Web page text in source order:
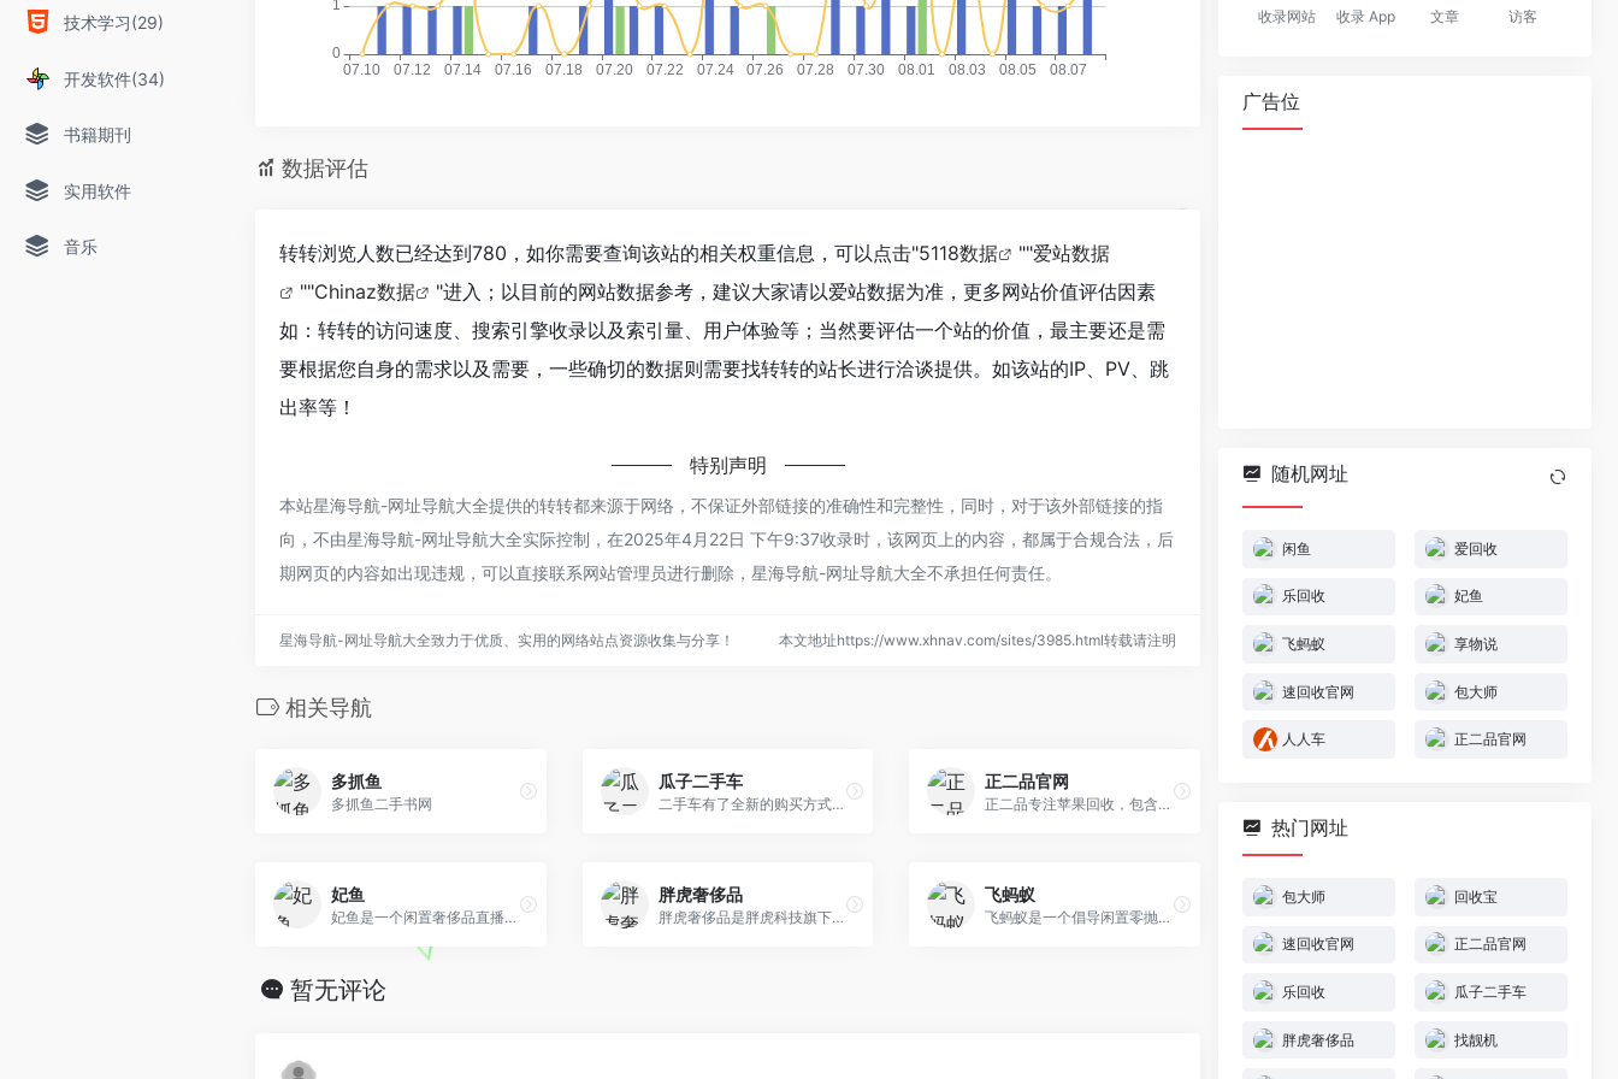
技术学习(29)
开发软件(34)
书籍期刊
实用软件
音乐
数据评估
转转浏览人数已经达到780，如你需要查询该站的相关权重信息，可以点击"5118数据 ""爱站数据
""Chinaz数据
"进入；以目前的网站数据参考，建议大家请以爱站数据为准，更多网站价值评估因素
如：转转的访问速度、搜索引擎收录以及索引量、用户体验等；当然要评估一个站的价值，最主要还是需
要根据您自身的需求以及需要，一些确切的数据则需要找转转的站长进行洽谈提供。如该站的IP、PV、跳
出率等！
特别声明
本站星海导航-网址导航大全提供的转转都来源于网络，不保证外部链接的准确性和完整性，同时，对于该外部链接的指
向，不由星海导航-网址导航大全实际控制，在2025年4月22日 下午9:37收录时，该网页上的内容，都属于合规合法，后
期网页的内容如出现违规，可以直接联系网站管理员进行删除，星海导航-网址导航大全不承担任何责任。
星海导航-网址导航大全致力于优质、实用的网络站点资源收集与分享！ 本文地址https://www.xhnav.com/sites/3985.html转载请注明
相关导航
多抓鱼
多抓鱼二手书网
瓜子二手车
二手车有了全新的购买方式，瓜子二手车「新电商」，360°全景式VR看车，下单送车上门，最快48小时送达，消费者可全程足不出户，开7天，不满意免费退，为消费者提供相比传统模式更为便捷、省心的购车体验。
正二品官网
正二品专注苹果回收，包含手机回收，电脑回收，笔记本回收，MacBook回收，iPad回，Apple Watch回收，MacBook Pro回收，MacBook Air回收，iPhone回收，AirPods回收，Mac Min回收，苹果手机回收，苹果耳机回收，苹果平板电脑回收，苹果手表回收，苹果电脑回收。
妃鱼
妃鱼是一个闲置奢侈品直播买卖平台。1000+上新在妃鱼LV、GUCCI、香奈儿、卡地亚低至1折；100%正品妃鱼由中检鉴定师三重鉴定，假一赔三、人寿承保；极速变现在妃鱼90%商品7天内售出、高价奢侈品回收。
胖虎奢侈品
胖虎奢侈品是胖虎科技旗下闲置奢侈品一站式交易服务平台，服务覆盖奢侈品鉴定估价、养护维修、回收寄卖、找货订购、租赁拍卖等；及全国连锁线下奢侈品体验店 ，目前已覆盖全国数十座城市，领跑于国内闲置奢侈品服务细分领域。
飞蚂蚁
飞蚂蚁是一个倡导闲置零抛弃、旧衣回收、旧衣服处理、旧衣服捐赠、旧衣利用的综合性环保公益平台，平台以「环保为世界,公益为你」为理念。已陆续上线善一集助农、盲人客服助残、周一请吃素、不塑之客—抵抗白色垃圾等可在日常生活中参与的环保和公益项目
暂无评论
收录网站 收录 App 文章 访客
广告位
随机网址
闲鱼 爱回收
乐回收 妃鱼
飞蚂蚁 享物说
速回收官网 包大师
人人车 正二品官网
热门网址
包大师 回收宝
速回收官网 正二品官网
乐回收 瓜子二手车
胖虎奢侈品 找靓机